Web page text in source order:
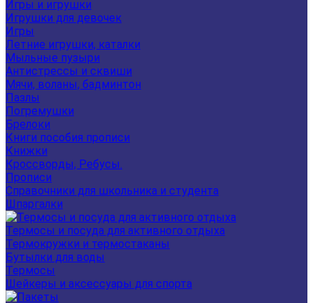
Игры и игрушки
Игрушки для девочек
Игры
Летние игрушки, каталки
Мыльные пузыри
Антистрессы и сквиши
Мячи, воланы, бадминтон
Пазлы
Погремушки
Брелоки
Книги пособия прописи
Книжки
Кроссворды, Ребусы.
Прописи
Справочники для школьника и студента
Шпаргалки
Термосы и посуда для активного отдыха
Термокружки и термостаканы
Бутылки для воды
Термосы
Шейкеры и аксессуары для спорта